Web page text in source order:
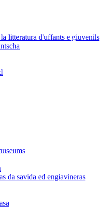
litteratura d'uffants e giuvenils
da savida ed engiavineras